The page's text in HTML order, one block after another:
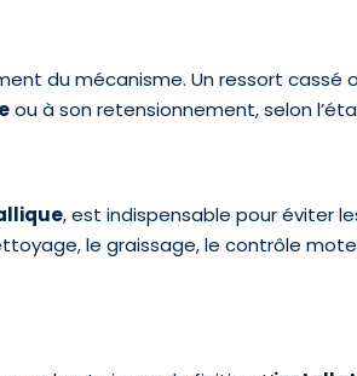
du mécanisme. Un ressort cassé
ou à son retensionnement, selon
, est indispensable pour éviter
le graissage, le contrôle